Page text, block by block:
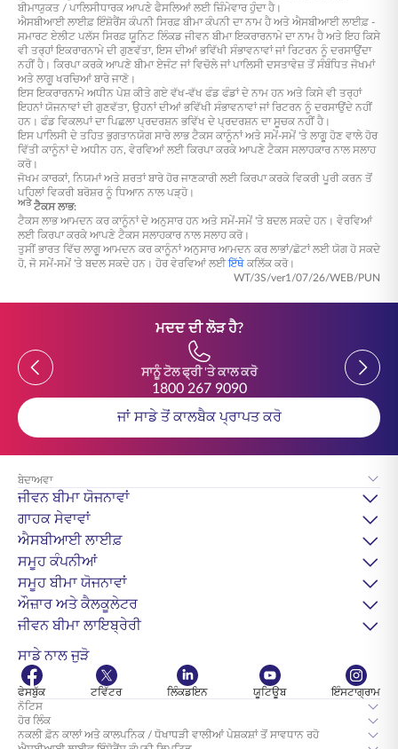
ਬੀਮਾਯੁਕਤ / ਪਾਲਿਸੀਧਾਰਕ ਆਪਣੇ ਫੈਸਲਿਆਂ ਲਈ ਜ਼ਿੰਮੇਵਾਰ ਹੁੰਦਾ ਹੈ।
ਐਸਬੀਆਈ ਲਾਈਫ਼ ਇੰਸ਼ੋਰੈਂਸ ਕੰਪਨੀ ਸਿਰਫ਼ ਬੀਮਾ ਕੰਪਨੀ ਦਾ ਨਾਮ ਹੈ ਅਤੇ ਐਸਬੀਆਈ ਲਾਈਫ਼ -
ਸਮਾਰਟ ਏਲੀਟ ਪਲੱਸ ਸਿਰਫ਼ ਯੂਨਿਟ ਲਿੰਕਡ ਜੀਵਨ ਬੀਮਾ ਇਕਰਾਰਨਾਮੇ ਦਾ ਨਾਮ ਹੈ ਅਤੇ ਇਹ ਕਿਸੇ
ਵੀ ਤਰ੍ਹਾਂ ਇਕਰਾਰਨਾਮੇ ਦੀ ਗੁਣਵੱਤਾ, ਇਸ ਦੀਆਂ ਭਵਿੱਖੀ ਸੰਭਾਵਨਾਵਾਂ ਜਾਂ ਰਿਟਰਨ ਨੂੰ ਦਰਸਾਉਂਦਾ
ਨਹੀਂ ਹੈ। ਕਿਰਪਾ ਕਰਕੇ ਆਪਣੇ ਬੀਮਾ ਏਜੰਟ ਜਾਂ ਵਿਚੋਲੇ ਜਾਂ ਪਾਲਿਸੀ ਦਸਤਾਵੇਜ਼ ਤੋਂ ਸੰਬੰਧਿਤ ਜੋਖਮਾਂ
ਅਤੇ ਲਾਗੂ ਖਰਚਿਆਂ ਬਾਰੇ ਜਾਣੋ।
ਇਸ ਇਕਰਾਰਨਾਮੇ ਅਧੀਨ ਪੇਸ਼ ਕੀਤੇ ਗਏ ਵੱਖ-ਵੱਖ ਫੰਡ ਫੰਡਾਂ ਦੇ ਨਾਮ ਹਨ ਅਤੇ ਕਿਸੇ ਵੀ ਤਰ੍ਹਾਂ
ਇਹਨਾਂ ਯੋਜਨਾਵਾਂ ਦੀ ਗੁਣਵੱਤਾ, ਉਹਨਾਂ ਦੀਆਂ ਭਵਿੱਖੀ ਸੰਭਾਵਨਾਵਾਂ ਜਾਂ ਰਿਟਰਨ ਨੂੰ ਦਰਸਾਉਂਦੇ ਨਹੀਂ
ਹਨ। ਫੰਡ ਵਿਕਲਪਾਂ ਦਾ ਪਿਛਲਾ ਪ੍ਰਦਰਸ਼ਨ ਭਵਿੱਖ ਦੇ ਪ੍ਰਦਰਸ਼ਨ ਦਾ ਸੂਚਕ ਨਹੀਂ ਹੈ।
ਇਸ ਪਾਲਿਸੀ ਦੇ ਤਹਿਤ ਭੁਗਤਾਨਯੋਗ ਸਾਰੇ ਲਾਭ ਟੈਕਸ ਕਾਨੂੰਨਾਂ ਅਤੇ ਸਮੇਂ-ਸਮੇਂ 'ਤੇ ਲਾਗੂ ਹੋਣ ਵਾਲੇ ਹੋਰ
ਵਿੱਤੀ ਕਾਨੂੰਨਾਂ ਦੇ ਅਧੀਨ ਹਨ, ਵੇਰਵਿਆਂ ਲਈ ਕਿਰਪਾ ਕਰਕੇ ਆਪਣੇ ਟੈਕਸ ਸਲਾਹਕਾਰ ਨਾਲ ਸਲਾਹ
ਕਰੋ।
ਜੋਖਮ ਕਾਰਕਾਂ, ਨਿਯਮਾਂ ਅਤੇ ਸ਼ਰਤਾਂ ਬਾਰੇ ਹੋਰ ਜਾਣਕਾਰੀ ਲਈ ਕਿਰਪਾ ਕਰਕੇ ਵਿਕਰੀ ਪੂਰੀ ਕਰਨ ਤੋਂ
ਪਹਿਲਾਂ ਵਿਕਰੀ ਬਰੋਸ਼ਰ ਨੂੰ ਧਿਆਨ ਨਾਲ ਪੜ੍ਹੋ।
ਅਤੇ ਟੈਕਸ ਲਾਭ:
ਟੈਕਸ ਲਾਭ ਆਮਦਨ ਕਰ ਕਾਨੂੰਨਾਂ ਦੇ ਅਨੁਸਾਰ ਹਨ ਅਤੇ ਸਮੇਂ-ਸਮੇਂ 'ਤੇ ਬਦਲ ਸਕਦੇ ਹਨ। ਵੇਰਵਿਆਂ
ਲਈ ਕਿਰਪਾ ਕਰਕੇ ਆਪਣੇ ਟੈਕਸ ਸਲਾਹਕਾਰ ਨਾਲ ਸਲਾਹ ਕਰੋ।
ਤੁਸੀਂ ਭਾਰਤ ਵਿੱਚ ਲਾਗੂ ਆਮਦਨ ਕਰ ਕਾਨੂੰਨਾਂ ਅਨੁਸਾਰ ਆਮਦਨ ਕਰ ਲਾਭਾਂ/ਛੋਟਾਂ ਲਈ ਯੋਗ ਹੋ ਸਕਦੇ
ਹੋ, ਜੋ ਸਮੇਂ-ਸਮੇਂ 'ਤੇ ਬਦਲ ਸਕਦੇ ਹਨ। ਹੋਰ ਵੇਰਵਿਆਂ ਲਈਇੱਥੇ ਕਲਿੱਕ ਕਰੋ।
WT/3S/ver1/07/26/WEB/PUN
ਮਦਦ ਦੀ ਲੋੜ ਹੈ?
Previous
ਸਾਨੂੰ ਟੋਲ ਫ੍ਰੀ 'ਤੇ ਕਾਲ ਕਰੋ
1800 267 9090
Previous
ਜਾਂ ਸਾਡੇ ਤੋਂ ਕਾਲਬੈਕ ਪ੍ਰਾਪਤ ਕਰੋ
ਬੇਦਾਅਵਾ
ਜੀਵਨ ਬੀਮਾ ਯੋਜਨਾਵਾਂ
ਗਾਹਕ ਸੇਵਾਵਾਂ
ਐਸਬੀਆਈ ਲਾਈਫ਼
ਸਮੂਹ ਕੰਪਨੀਆਂ
ਸਮੂਹ ਬੀਮਾ ਯੋਜਨਾਵਾਂ
ਔਜ਼ਾਰ ਅਤੇ ਕੈਲਕੂਲੇਟਰ
ਜੀਵਨ ਬੀਮਾ ਲਾਇਬ੍ਰੇਰੀ
ਸਾਡੇ ਨਾਲ ਜੁੜੋ
ਫੇਸਬੁੱਕ ਟਵਿੱਟਰ ਲਿੰਕਡਇਨ ਯੂਟਿਊਬ
ਇੰਸਟਾਗ੍ਰਾਮ
ਨੋਟਿਸ
ਹੋਰ ਲਿੰਕ
ਨਕਲੀ ਫ਼ੋਨ ਕਾਲਾਂ ਅਤੇ ਕਾਲਪਨਿਕ / ਧੋਖਾਧੜੀ ਵਾਲੀਆਂ ਪੇਸ਼ਕਸ਼ਾਂ ਤੋਂ ਸਾਵਧਾਨ ਰਹੋ